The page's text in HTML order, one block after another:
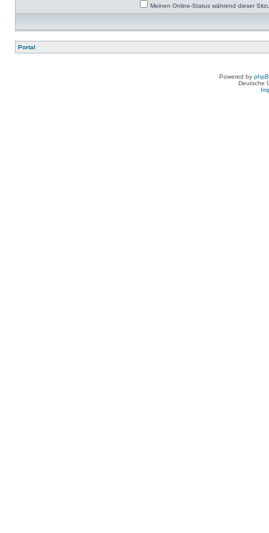
Meinen Online-Status während dieser
Portal
Powered by
Deutsche